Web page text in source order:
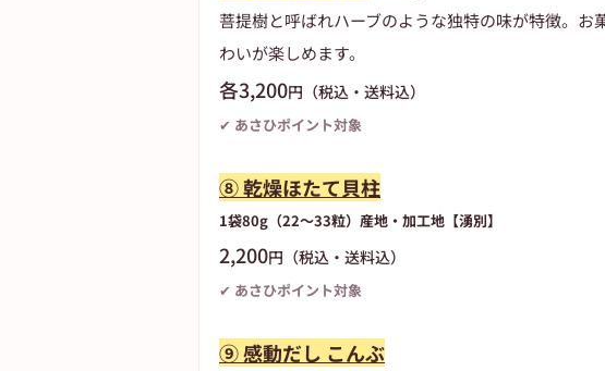
菩提樹と呼ばれハーブのような独特の味が特徴。
わいが楽しめます。
各3,200円（税込・送料込）
✔ あさひポイント対象
⑧ 乾燥ほたて貝柱
1袋80g（22〜33粒）産地・加工地【湧別】
2,200円（税込・送料込）
✔ あさひポイント対象
⑨ 感動だし こんぶ